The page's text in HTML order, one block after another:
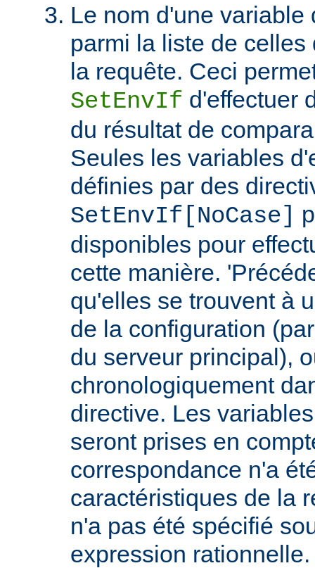
Le nom d'une variable
parmi la liste de
la requête. Ceci
SetEnvIf d'effectuer
du résultat de
Seules les variables
définies par des
SetEnvIf[NoCase]
disponibles pour
cette manière.
qu'elles se trouvent à
de la configuration
du serveur principal),
chronologiquement
directive. Les
seront prises en
correspondance n'a
caractéristiques de la
n'a pas été spécifié
expression rationnelle.